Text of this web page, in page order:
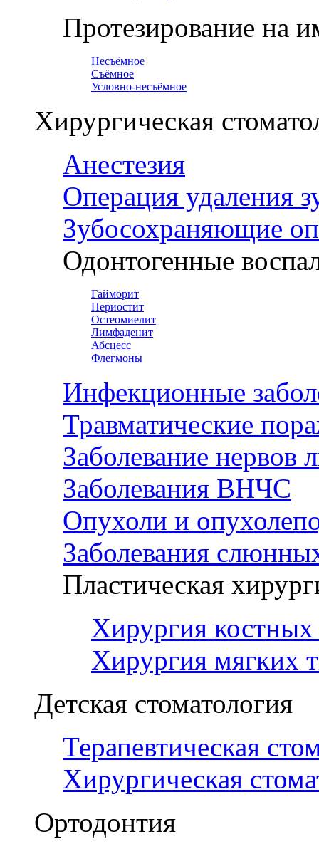
Протезирование на
Несъёмное
Съёмное
Условно-несъёмное
Хирургическая
Анестезия
Операция удаления
Зубосохраняющие
Одонтогенные
Гайморит
Периостит
Остеомиелит
Лимфаденит
Абсцесс
Флегмоны
Инфекционные
Травматические
Заболевание нервов
Заболевания ВНЧС
Опухоли и
Заболевания
Пластическая
Хирургия костных
Хирургия мягких
Детская стоматология
Терапевтическая
Хирургическая
Ортодонтия